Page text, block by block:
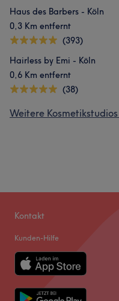
Haus des Barbers - Köln
0,3 Km entfernt
(393)
Hairless by Emi - Köln
0,6 Km entfernt
(38)
Weitere
Kontakt
Kunden-Hilfe